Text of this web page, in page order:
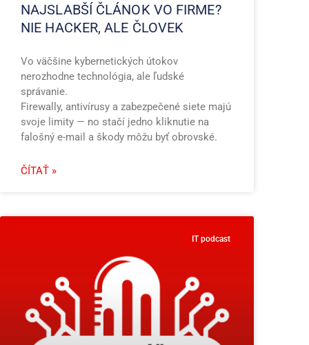
NAJSLABŠÍ ČLÁNOK VO FIRME?
NIE HACKER, ALE ČLOVEK
Vo väčšine kybernetických útokov
nerozhodne technológia, ale ľudské
správanie.
Firewally, antivírusy a zabezpečené siete majú
svoje limity — no stačí jedno kliknutie na
falošný e-mail a škody môžu byť obrovské.
ČÍTAŤ »
IT podcast